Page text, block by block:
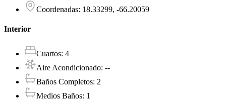
Coordenadas: 18.33299, -66.20059
Interior
Cuartos: 4
Aire Acondicionado: --
Baños Completos: 2
Medios Baños: 1